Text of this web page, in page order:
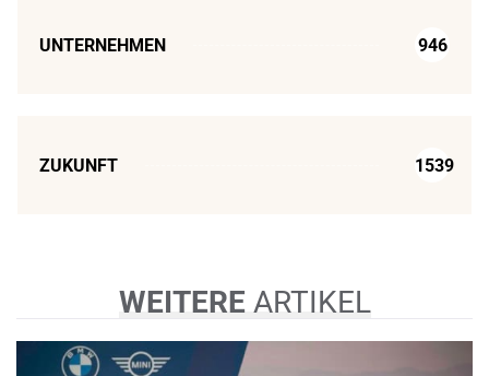
UNTERNEHMEN 946
ZUKUNFT 1539
WEITEREARTIKEL